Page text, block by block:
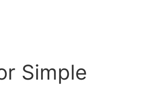
Simple